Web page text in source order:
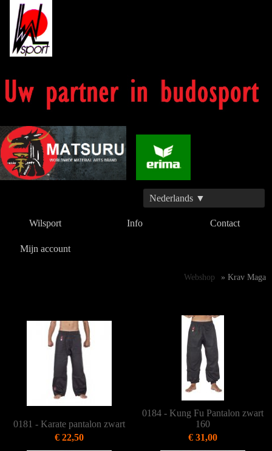
Nederlands ▼
Wilsport Info Contact
Mijn account
Webshop » Krav Maga
0181 - Karate pantalon zwart
€ 22,50
0184 - Kung Fu Pantalon zwart
160
€ 31,00